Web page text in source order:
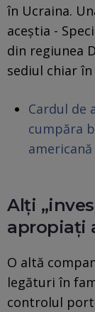
în Ucraina.
aceștia -
din regiunea
sediul chiar
Cardul de
cumpăra
Alți
apropiați
O altă
legături în
controlul